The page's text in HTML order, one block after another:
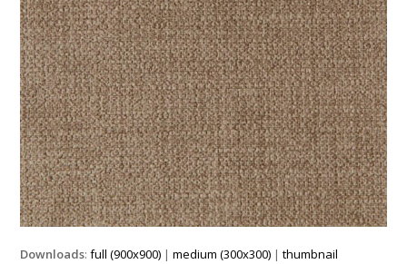
Downloads:full (900x900) |medium (300x300) |thumbnail